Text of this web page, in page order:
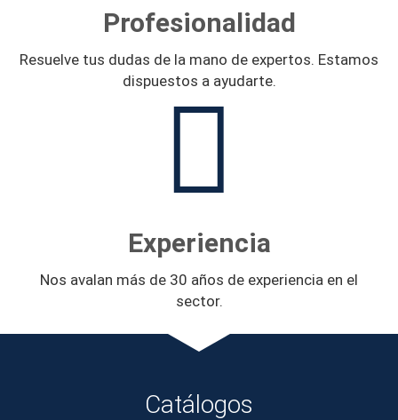
Profesionalidad
Resuelve tus dudas de la mano de expertos. Estamos
dispuestos a ayudarte.
Experiencia
Nos avalan más de 30 años de experiencia en el
sector.
Catálogos